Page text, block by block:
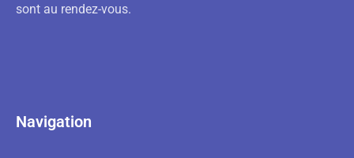
sont au rendez-vous.
Navigation